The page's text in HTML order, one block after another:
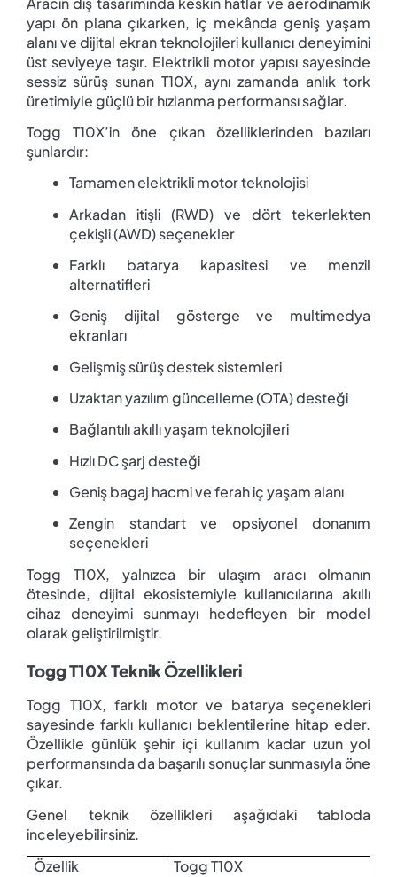
yapı ön plana çıkarken, iç mekânda geniş yaşam
alanı ve dijital ekran teknolojileri kullanıcı deneyimini
üst seviyeye taşır. Elektrikli motor yapısı sayesinde
sessiz sürüş sunan T10X, aynı zamanda anlık tork
üretimiyle güçlü bir hızlanma performansı sağlar.
Togg T10X’in öne çıkan özelliklerinden bazıları
şunlardır:
Tamamen elektrikli motor teknolojisi
Arkadan itişli (RWD) ve dört tekerlekten
çekişli (AWD) seçenekler
Farklı batarya kapasitesi ve menzil
alternatifleri
Geniş dijital gösterge ve multimedya
ekranları
Gelişmiş sürüş destek sistemleri
Uzaktan yazılım güncelleme (OTA) desteği
Bağlantılı akıllı yaşam teknolojileri
Hızlı DC şarj desteği
Geniş bagaj hacmi ve ferah iç yaşam alanı
Zengin standart ve opsiyonel donanım
seçenekleri
Togg T10X, yalnızca bir ulaşım aracı olmanın
ötesinde, dijital ekosistemiyle kullanıcılarına akıllı
cihaz deneyimi sunmayı hedefleyen bir model
olarak geliştirilmiştir.
Togg T10X Teknik Özellikleri
Togg T10X, farklı motor ve batarya seçenekleri
sayesinde farklı kullanıcı beklentilerine hitap eder.
Özellikle günlük şehir içi kullanım kadar uzun yol
performansında da başarılı sonuçlar sunmasıyla öne
çıkar.
Genel teknik özellikleri aşağıdaki tabloda
inceleyebilirsiniz.
Özellik
Togg T10X